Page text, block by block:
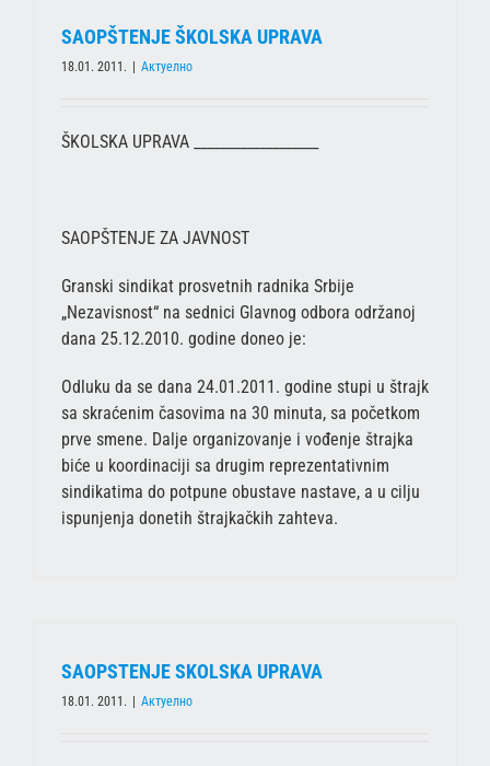
SAOPŠTENJE ŠKOLSKA UPRAVA
18.01. 2011. Актуелно
ŠKOLSKA UPRAVA ___________________
SAOPŠTENJE ZA JAVNOST
Granski sindikat prosvetnih radnika Srbije
„Nezavisnost“ na sednici Glavnog odbora održanoj
dana 25.12.2010. godine doneo je:
Odluku da se dana 24.01.2011. godine stupi u štrajk
sa skraćenim časovima na 30 minuta, sa početkom
prve smene. Dalje organizovanje i vođenje štrajka
biće u koordinaciji sa drugim reprezentativnim
sindikatima do potpune obustave nastave, a u cilju
ispunjenja donetih štrajkačkih zahteva.
SAOPSTENJE SKOLSKA UPRAVA
18.01. 2011. Актуелно